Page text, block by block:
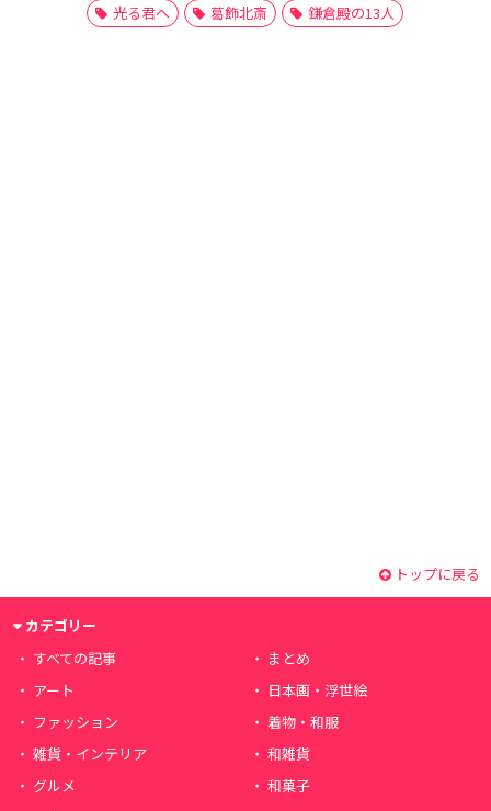
光る君へ
葛飾北斎 鎌倉殿の13人
トップに戻る
カテゴリー
すべての記事
まとめ
アート
日本画・浮世絵
ファッション
着物・和服
雑貨・インテリア
和雑貨
グルメ
和菓子